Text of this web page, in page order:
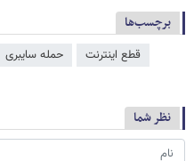
برچسب‌ها
قطع اینترنت حمله سایبری
نظر شما